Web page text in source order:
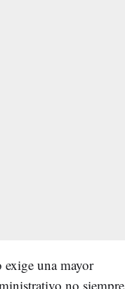
exige una mayor
no siempre